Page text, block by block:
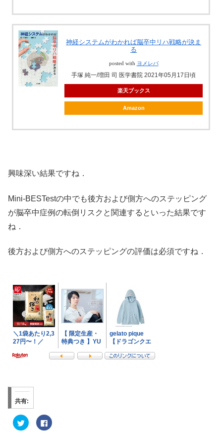
神経システムがわかれば脳卒中リハ戦略が決ま
る
posted with ヨメレバ
手塚 純一/増田 司 医学書院 2021年05月17日頃
楽天ブックス
Amazon
興味深い結果ですね．
Mini-BESTestの中でも後方および側方へのステッピング
が脳卒中症例の転倒リスクと関連するといった結果です
ね．
後方および側方へのステッピングの評価は必須ですね．
共有:
ク
リ
F
a